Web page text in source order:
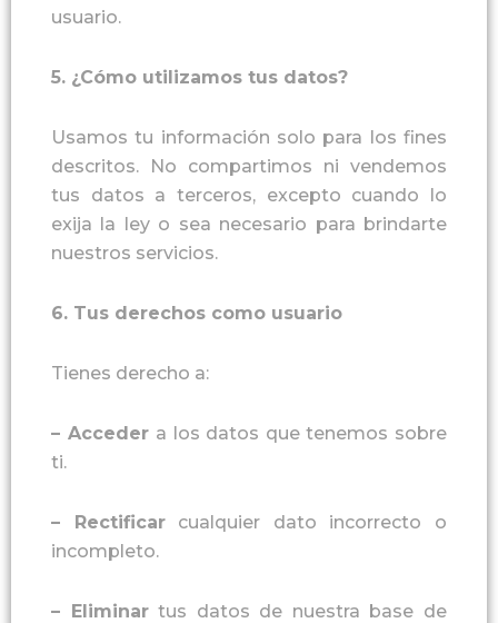
usuario.
5. ¿Cómo utilizamos tus datos?
Usamos tu información solo para los fines
descritos. No compartimos ni vendemos
tus datos a terceros, excepto cuando lo
exija la ley o sea necesario para brindarte
nuestros servicios.
6. Tus derechos como usuario
Tienes derecho a:
– Acceder a los datos que tenemos sobre
ti.
– Rectificarcualquier dato incorrecto o
incompleto.
– Eliminartus datos de nuestra base de